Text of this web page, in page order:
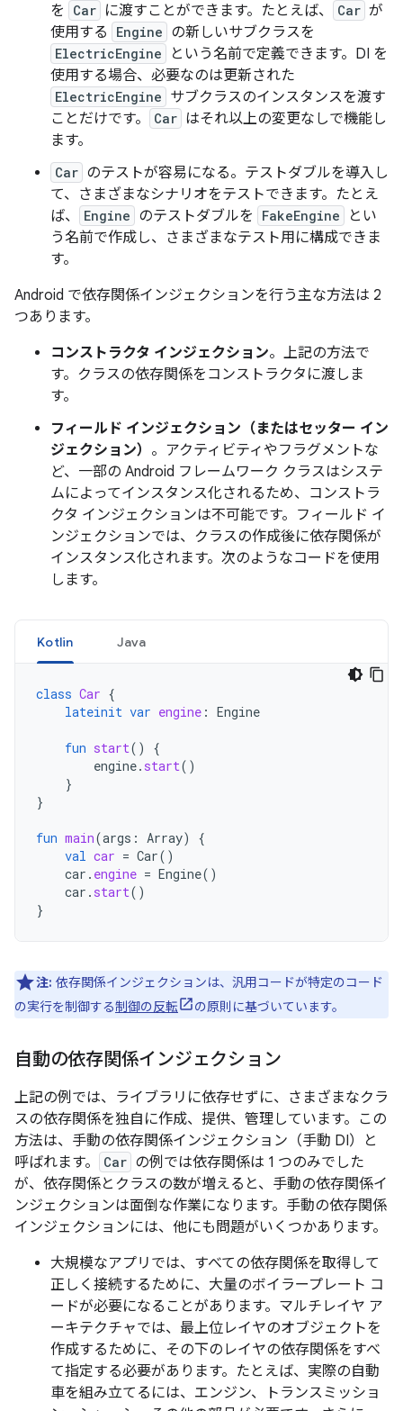
を
Car に渡すことができます。たとえば、 Car が
使用する
Engine の新しいサブクラスを
ElectricEngine
という名前で定義できます。DI を
使用する場合、必要なのは更新された
ElectricEngine サブクラスのインスタンスを渡す
ことだけです。
Car はそれ以上の変更なしで機能し
ます。
Car のテストが容易になる。テストダブルを導入し
て、さまざまなシナリオをテストできます。たとえ
ば、
Engine のテストダブルを FakeEngine
とい
う名前で作成し、さまざまなテスト用に構成できま
す。
Android で依存関係インジェクションを行う主な方法は 2
つあります。
コンストラクタ インジェクション。上記の方法で
す。クラスの依存関係をコンストラクタに渡しま
す。
フィールド インジェクション（またはセッター イン
ジェクション） 。アクティビティやフラグメントな
ど、一部の Android フレームワーク クラスはシステ
ムによってインスタンス化されるため、コンストラ
クタ インジェクションは不可能です。フィールド イ
ンジェクションでは、クラスの作成後に依存関係が
インスタンス化されます。次のようなコードを使用
します。
Kotlin Java
class Car {
lateinit var engine : Engine
fun start()
{
engine. start()
}
}
fun main(args : Array)
{
val car = Car()
car . engine = Engine()
car . start()
}
注: 依存関係インジェクションは、汎用コードが特定のコード
の実行を制御する制御の反転 の原則に基づいています。
自動の依存関係インジェクション
上記の例では、ライブラリに依存せずに、さまざまなクラ
スの依存関係を独自に作成、提供、管理しています。この
方法は、手動の依存関係インジェクション （手動 DI）
と
呼ばれます。
Car の例では依存関係は 1 つのみでした
が、依存関係とクラスの数が増えると、手動の依存関係イ
ンジェクションは面倒な作業になります。手動の依存関係
インジェクションには、他にも問題がいくつかあります。
大規模なアプリでは、すべての依存関係を取得して
正しく接続するために、大量のボイラープレート コ
ードが必要になることがあります。マルチレイヤ ア
ーキテクチャでは、最上位レイヤのオブジェクトを
作成するために、その下のレイヤの依存関係をすべ
て指定する必要があります。たとえば、実際の自動
車を組み立てるには、エンジン、トランスミッショ